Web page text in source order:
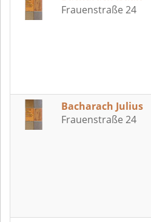
Frauenstraße 24
Bacharach Julius
Frauenstraße 24